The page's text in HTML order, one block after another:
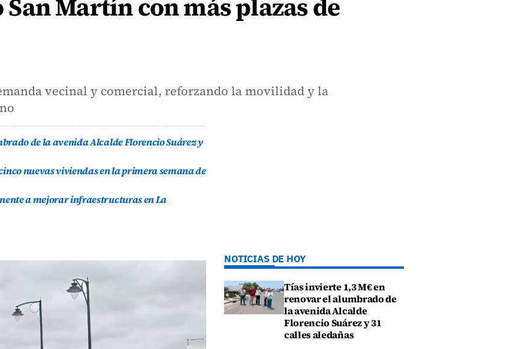
Martín con más plazas de
vecinal y comercial, reforzando la movilidad y la
de la avenida Alcalde Florencio Suárez y
nuevas viviendas en la primera semana de
a mejorar infraestructuras en La
NOTICIAS DE HOY
Tías invierte 1,3 M€ en
renovar el alumbrado de
la avenida Alcalde
Florencio Suárez y 31
calles aledañas